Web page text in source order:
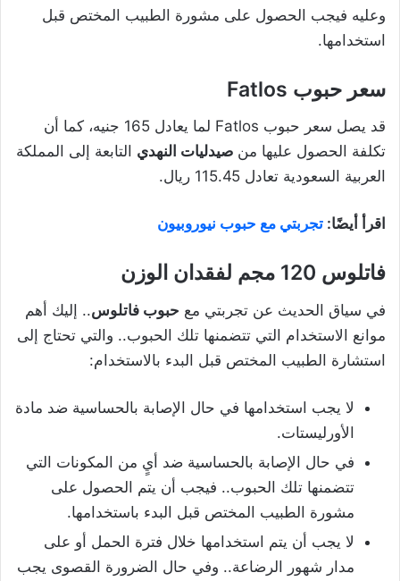
وعليه فيجب الحصول على مشورة الطبيب المختص قبل
استخدامها.
سعر حبوب Fatlos
قد يصل سعر حبوب Fatlos لما يعادل 165 جنيه، كما أن
تكلفة الحصول عليها من صيدليات النهدي التابعة إلى المملكة
العربية السعودية تعادل 115.45 ريال.
اقرأ أيضًا: تجربتي مع حبوب نيوروبيون
فاتلوس 120 مجم لفقدان الوزن
في سياق الحديث عن تجربتي مع حبوب فاتلوس.. إليك أهم
موانع الاستخدام التي تتضمنها تلك الحبوب.. والتي تحتاج إلى
استشارة الطبيب المختص قبل البدء بالاستخدام:
لا يجب استخدامها في حال الإصابة بالحساسية ضد مادة
الأورليستات.
في حال الإصابة بالحساسية ضد أيٍ من المكونات التي
تتضمنها تلك الحبوب.. فيجب أن يتم الحصول على
مشورة الطبيب المختص قبل البدء باستخدامها.
لا يجب أن يتم استخدامها خلال فترة الحمل أو على
مدار شهور الرضاعة.. وفي حال الضرورة القصوى يجب